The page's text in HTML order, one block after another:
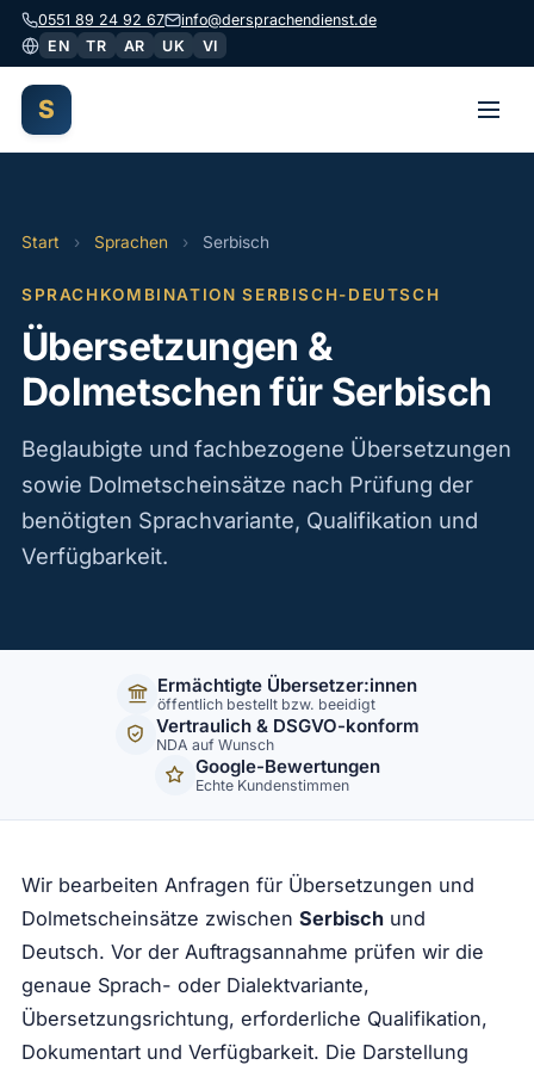
0551 89 24 92 67
info@dersprachendienst.de
EN
TR AR UK VI
S
Dolmetschen
Übersetzungen
Begleitung
Über uns
Kontakt
Start › Sprachen › Serbisch
SPRACHKOMBINATION SERBISCH-DEUTSCH
Übersetzungen &
Dolmetschen für Serbisch
Beglaubigte und fachbezogene Übersetzungen
sowie Dolmetscheinsätze nach Prüfung der
benötigten Sprachvariante, Qualifikation und
Verfügbarkeit.
Ermächtigte Übersetzer:innen
öffentlich bestellt bzw. beeidigt
Vertraulich & DSGVO-konform
NDA auf Wunsch
Google-Bewertungen
Echte Kundenstimmen
Wir bearbeiten Anfragen für Übersetzungen und
Dolmetscheinsätze zwischen Serbischund
Deutsch. Vor der Auftragsannahme prüfen wir die
genaue Sprach- oder Dialektvariante,
Übersetzungsrichtung, erforderliche Qualifikation,
Dokumentart und Verfügbarkeit. Die Darstellung